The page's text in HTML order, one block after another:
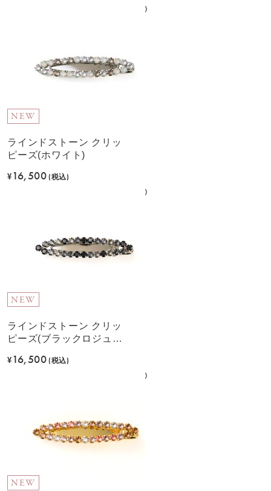
NEW
ラインドストーン クリッ
ピーズ(ホワイト)
¥ 16,500(税込)
NEW
ラインドストーン クリッ
ピーズ(ブラックロジュー
¥ 16,500(税込)
NEW